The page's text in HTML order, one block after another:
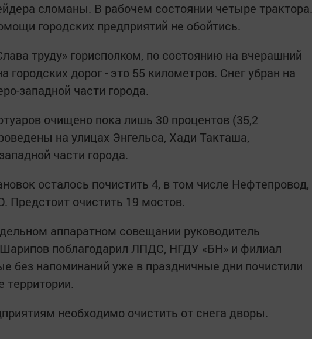
сломаны. В рабочем состоянии четыре трактора.
городских предприятий не обойтись.
труду» горисполком, по состоянию на вчерашний
городских дорог - это 55 километров. Снег убран на
западной части города.
очищено пока лишь 30 процентов (35,2
на улицах Энгельса, Хади Такташа,
части города.
осталось почистить 4, в том числе Нефтепровод,
Предстоит очистить 19 мостов.
аппаратном совещании руководитель
поблагодарил ЛПДС, НГДУ «БН» и филиал
без напоминаний уже в праздничные дни почистили
территории.
необходимо очистить от снега дворы.